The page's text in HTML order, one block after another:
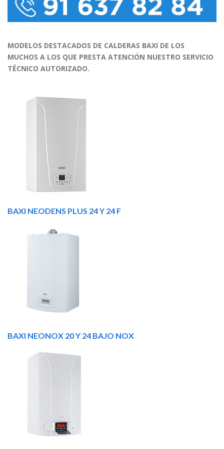
MODELOS DESTACADOS DE CALDERAS BAXI DE LOS
MUCHOS A LOS QUE PRESTA ATENCIÓN NUESTRO SERVICIO
TÉCNICO AUTORIZADO.
BAXI NEODENS PLUS 24 Y 24 F
BAXI NEONOX 20 Y 24 BAJO NOX